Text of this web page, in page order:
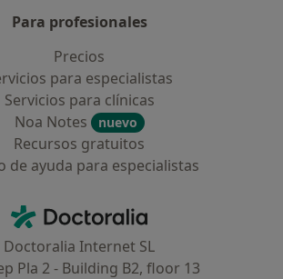
Para profesionales
Precios
para especialistas
Servicios para clínicas
Noa Notes
nuevo
Recursos gratuitos
de ayuda para especialistas
Doctoralia - Página de inicio
Doctoralia Internet SL
Pla 2 - Building B2, floor 13